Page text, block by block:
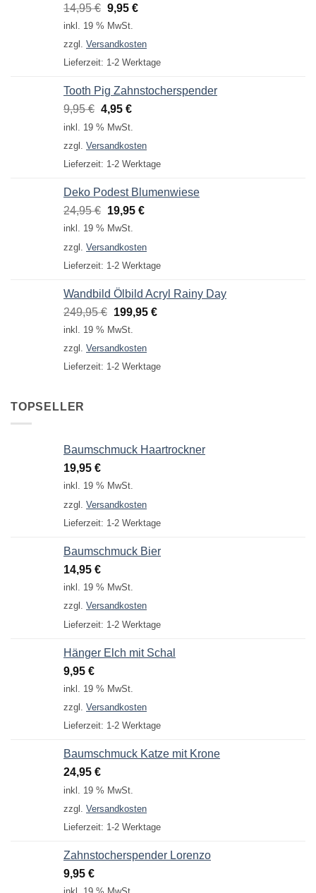
14,95€ Ursprünglicher
Preis
14,95 €
9,95 €Aktueller
9,95 €.
inkl. 19 % MwSt.
zzgl. Versandkosten
Lieferzeit: 1-2 Werktage
Tooth Pig Zahnstocherspender
9,95€ Ursprünglicher
Preis
9,95 €
4,95 €Aktueller
4,95 €.
inkl. 19 % MwSt.
zzgl. Versandkosten
Lieferzeit: 1-2 Werktage
Deko Podest Blumenwiese
24,95€ Ursprünglicher
Preis
24,95 €
19,95 €Aktueller
19,95 €.
inkl. 19 % MwSt.
zzgl. Versandkosten
Lieferzeit: 1-2 Werktage
Wandbild Ölbild Acryl Rainy Day
249,95€ Ursprünglicher
Preis
249,95 €
199,95 €Aktueller
inkl. 19 % MwSt.
zzgl. Versandkosten
Lieferzeit: 1-2 Werktage
TOPSELLER
Baumschmuck Haartrockner
19,95 €
inkl. 19 % MwSt.
zzgl. Versandkosten
Lieferzeit: 1-2 Werktage
Baumschmuck Bier
14,95 €
inkl. 19 % MwSt.
zzgl. Versandkosten
Lieferzeit: 1-2 Werktage
Hänger Elch mit Schal
9,95 €
inkl. 19 % MwSt.
zzgl. Versandkosten
Lieferzeit: 1-2 Werktage
Baumschmuck Katze mit Krone
24,95 €
inkl. 19 % MwSt.
zzgl. Versandkosten
Lieferzeit: 1-2 Werktage
Zahnstocherspender Lorenzo
9,95 €